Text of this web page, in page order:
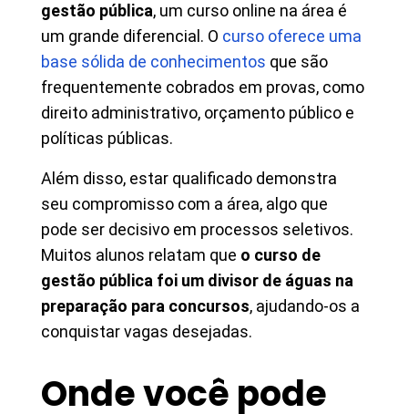
gestão pública, um curso online na área é
um grande diferencial. O curso oferece uma
base sólida de conhecimentos que são
frequentemente cobrados em provas, como
direito administrativo, orçamento público e
políticas públicas.
Além disso, estar qualificado demonstra
seu compromisso com a área, algo que
pode ser decisivo em processos seletivos.
Muitos alunos relatam que o curso de
gestão pública foi um divisor de águas na
preparação para concursos, ajudando-os a
conquistar vagas desejadas.
Onde você pode